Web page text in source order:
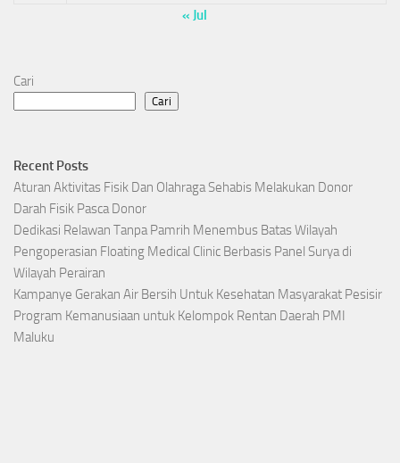
« Jul
Cari
Cari
Recent Posts
Aturan Aktivitas Fisik Dan Olahraga Sehabis Melakukan Donor
Darah Fisik Pasca Donor
Dedikasi Relawan Tanpa Pamrih Menembus Batas Wilayah
Pengoperasian Floating Medical Clinic Berbasis Panel Surya di
Wilayah Perairan
Kampanye Gerakan Air Bersih Untuk Kesehatan Masyarakat Pesisir
Program Kemanusiaan untuk Kelompok Rentan Daerah PMI
Maluku